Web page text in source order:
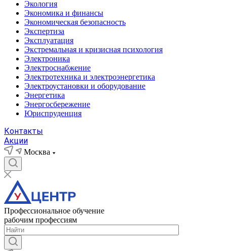
Экология
Экономика и финансы
Экономическая безопасность
Экспертиза
Эксплуатация
Экстремальная и кризисная психология
Электроника
Электроснабжение
Электротехника и электроэнергетика
Электроустановки и оборудование
Энергетика
Энергосбережение
Юриспруденция
Контакты
Акции
Москва
Профессиональное обучение
рабочим профессиям